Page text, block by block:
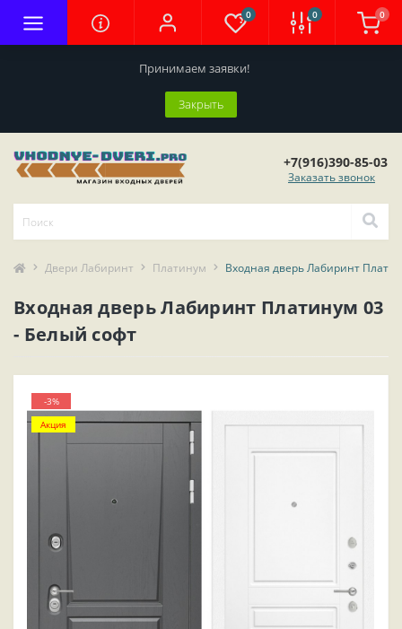
Принимаем заявки!
Закрыть
0 0 0
+7(916)390-85-03
Заказать звонок
Двери Лабиринт Платинум Входная дверь Лабиринт
Входная дверь Лабиринт Платинум 03
- Белый софт
-3%
Акция